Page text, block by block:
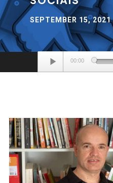
SEPTEMBER 15, 2021
Audio
Player
00:00